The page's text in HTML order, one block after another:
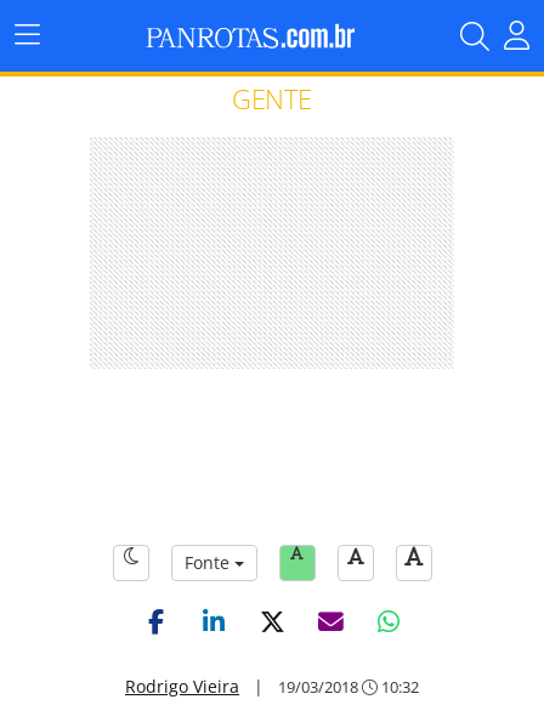
Menu
Principal
GENTE
Fonte
Rodrigo Vieira | 19/03/2018 10:32